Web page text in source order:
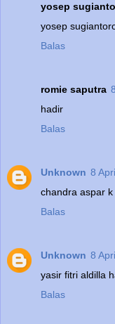
yosep
yosep
Balas
romie saputra
hadir
Balas
Unknown 8
chandra aspar
Balas
Unknown 8
yasir fitri aldilla
Balas